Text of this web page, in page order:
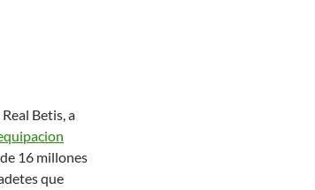
Betis, a
16 millones
que